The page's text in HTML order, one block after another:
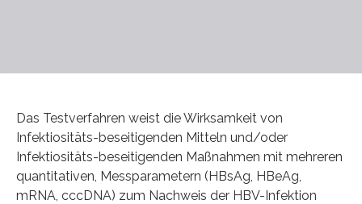
Das Testverfahren weist die Wirksamkeit von
Infektiositäts-beseitigenden Mitteln und/oder
Infektiositäts-beseitigenden Maßnahmen mit mehreren
quantitativen, Messparametern (HBsAg, HBeAg,
mRNA, cccDNA) zum Nachweis der HBV-Infektion